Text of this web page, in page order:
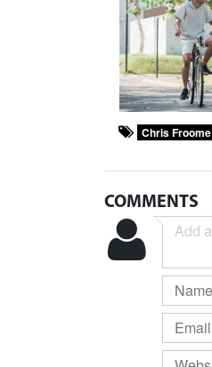
Chris Froome
COMMENTS